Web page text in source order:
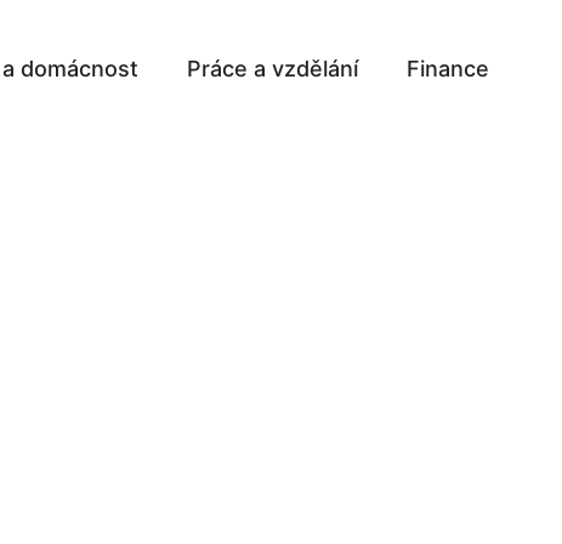
domácnost Práce a vzdělání Finance